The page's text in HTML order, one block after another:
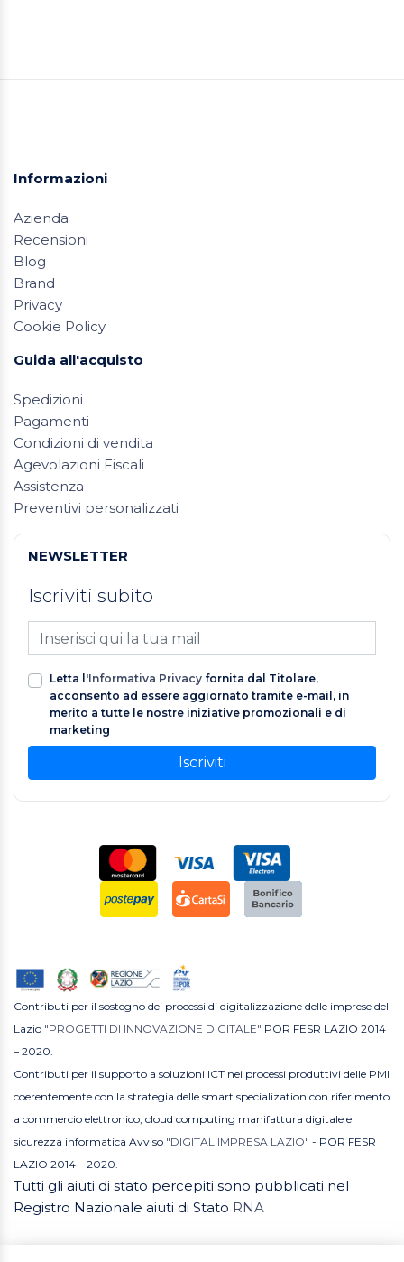
Informazioni
Azienda
Recensioni
Blog
Brand
Privacy
Cookie Policy
Guida all'acquisto
Spedizioni
Pagamenti
Condizioni di vendita
Agevolazioni Fiscali
Assistenza
Preventivi personalizzati
NEWSLETTER
Iscriviti subito
Letta l'Informativa Privacy fornita dal Titolare,
acconsento ad essere aggiornato tramite e-mail, in
merito a tutte le nostre iniziative promozionali e di
marketing
Iscriviti
Contributi per il sostegno dei processi di digitalizzazione delle imprese del
Lazio "PROGETTI DI INNOVAZIONE DIGITALE" POR FESR LAZIO 2014
– 2020.
Contributi per il supporto a soluzioni ICT nei processi produttivi delle PMI
coerentemente con la strategia delle smart specialization con riferimento
a commercio elettronico, cloud computing manifattura digitale e
sicurezza informatica Avviso "DIGITAL IMPRESA LAZIO" - POR FESR
LAZIO 2014 – 2020.
Tutti gli aiuti di stato percepiti sono pubblicati nel
Registro Nazionale aiuti di Stato RNA